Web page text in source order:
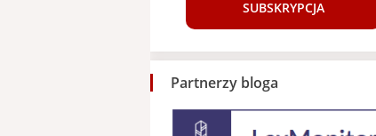
SUBSKRYPCJA
Partnerzy bloga